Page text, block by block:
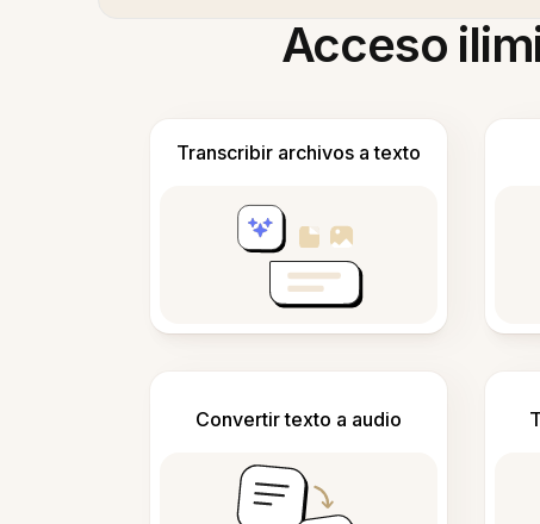
Acceso
Transcribir archivos a texto
Convertir texto a audio